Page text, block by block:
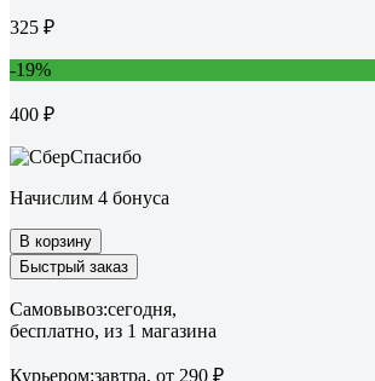
325 ₽
-19%
400 ₽
Начислим 4 бонуса
В корзину
Быстрый заказ
Самовывоз:сегодня,
бесплатно, из 1 магазина
Курьером:завтра, от 290 ₽